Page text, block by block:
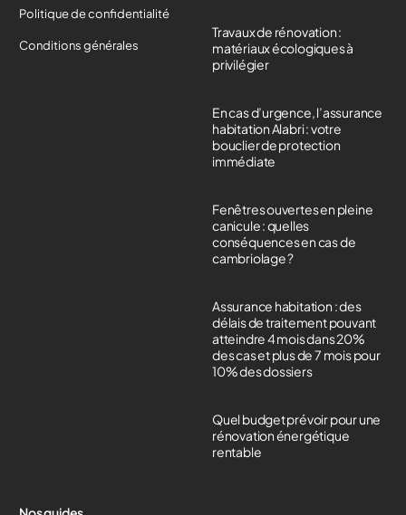
Politique de confidentialité
Conditions générales
Travaux de rénovation :
matériaux écologiques à
privilégier
En cas d’urgence, l’assurance
habitation Alabri : votre
bouclier de protection
immédiate
Fenêtres ouvertes en pleine
canicule : quelles
conséquences en cas de
cambriolage ?
Assurance habitation : des
délais de traitement pouvant
atteindre 4 mois dans 20%
des cas et plus de 7 mois pour
10% des dossiers
Quel budget prévoir pour une
rénovation énergétique
rentable